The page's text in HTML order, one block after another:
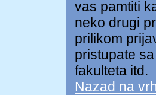
vas pamtiti
neko drugi
prilikom
pristupate
fakulteta itd.
Nazad na